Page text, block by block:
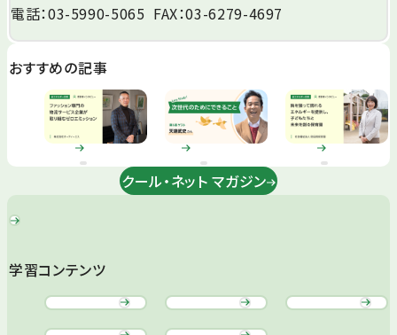
電話：03-5990-5065 FAX：03-6279-4697
おすすめの記事
クール・ネット マガジン
学習コンテンツ